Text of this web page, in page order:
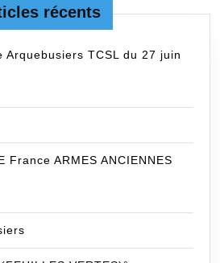
récents
Arquebusiers TCSL du 27 juin
France ARMES ANCIENNES